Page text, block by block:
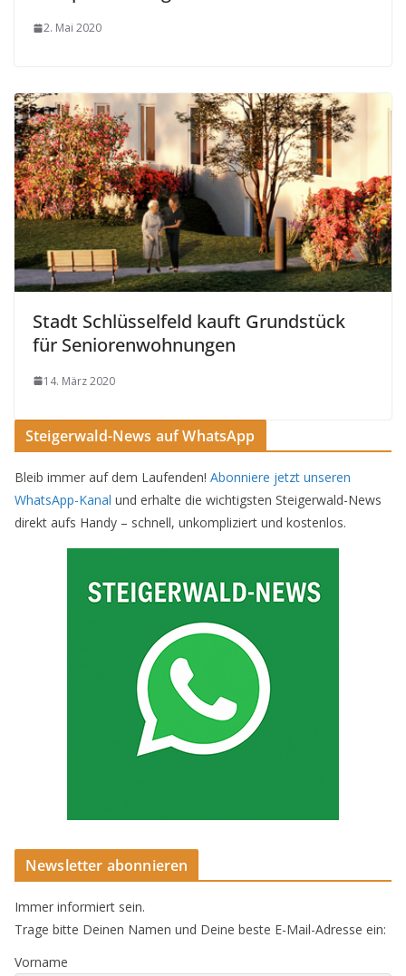
2. Mai 2020
Stadt Schlüsselfeld kauft Grundstück
für Seniorenwohnungen
14. März 2020
Steigerwald-News auf WhatsApp
Bleib immer auf dem Laufenden! Abonniere jetzt unseren
WhatsApp-Kanal und erhalte die wichtigsten Steigerwald-News
direkt aufs Handy – schnell, unkompliziert und kostenlos.
Newsletter abonnieren
Immer informiert sein.
Trage bitte Deinen Namen und Deine beste E-Mail-Adresse ein:
Vorname